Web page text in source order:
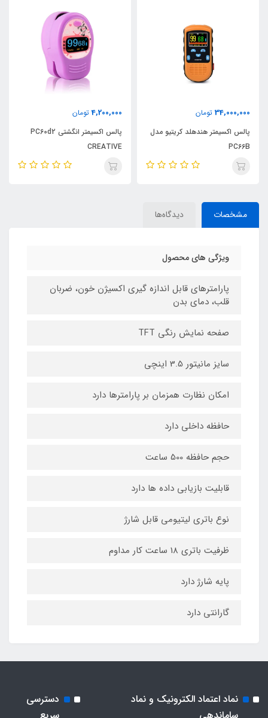
34,000,000 تومان
پالس اکسیمتر هندهلد کریتیو مدل
PC66B
4,200,000 تومان
پالس اکسیمتر انگشتی PC60d2
CREATIVE
مشخصات دیدگاه‌ها
ویژگی های محصول
پارامترهای قابل اندازه گیری اکسیژن خون، ضربان
قلب، دمای بدن
صفحه نمایش رنگی TFT
سایز مانیتور 3.5 اینچی
امکان نظارت همزمان بر پارامترها دارد
حافظه داخلی دارد
حجم حافظه 500 ساعت
قابلیت بازیابی داده ها دارد
نوع باتری لیتیومی قابل شارژ
ظرفیت باتری 18 ساعت کار مداوم
پایه شارژ دارد
گارانتی دارد
نماد اعتماد الکترونیک و نماد
دسترسی